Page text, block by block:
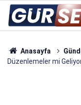
Anasayfa
Düzenlemeler mi